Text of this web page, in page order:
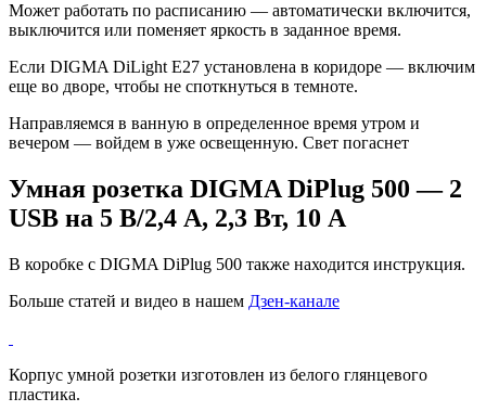
Может работать по расписанию — автоматически включится,
выключится или поменяет яркость в заданное время.
Если DIGMA DiLight E27 установлена в коридоре — включим
еще во дворе, чтобы не споткнуться в темноте.
Направляемся в ванную в определенное время утром и
вечером — войдем в уже освещенную. Свет погаснет
Умная розетка DIGMA DiPlug 500 — 2
USB на 5 В/2,4 А, 2,3 Вт, 10 А
В коробке с DIGMA DiPlug 500 также находится инструкция.
Больше статей и видео в нашем Дзен-канале
Корпус умной розетки изготовлен из белого глянцевого
пластика.